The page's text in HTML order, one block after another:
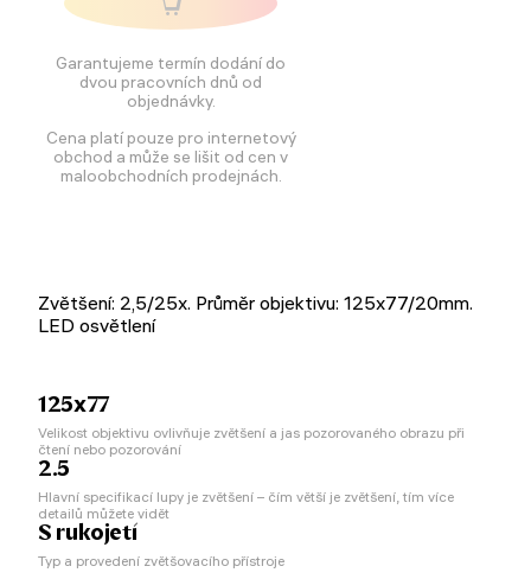
Garantujeme termín dodání do
dvou pracovních dnů od
objednávky.
Cena platí pouze pro internetový
obchod a může se lišit od cen v
maloobchodních prodejnách.
Zvětšení: 2,5/25x. Průměr objektivu: 125х77/20mm.
LED osvětlení
125x77
Velikost objektivu ovlivňuje zvětšení a jas pozorovaného obrazu při
čtení nebo pozorování
2.5
Hlavní specifikací lupy je zvětšení – čím větší je zvětšení, tím více
detailů můžete vidět
S rukojetí
Typ a provedení zvětšovacího přístroje